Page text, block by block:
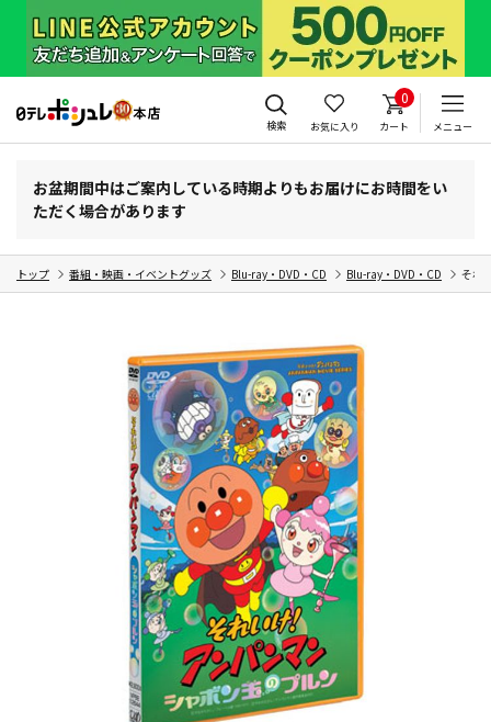
検索 お気に入り
0
カート メニュー
お盆期間中はご案内している時期よりもお届けにお時間をい
ただく場合があります
トップ 番組・映画・イベントグッズ Blu-ray・DVD・CD Blu-ray・DVD・CD それ